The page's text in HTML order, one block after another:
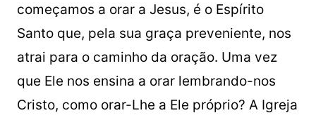
começamos a orar a Jesus, é o Espírito
Santo que, pela sua graça preveniente, nos
atrai para o caminho da oração. Uma vez
que Ele nos ensina a orar lembrando-nos
Cristo, como orar-Lhe a Ele próprio? A Igreja